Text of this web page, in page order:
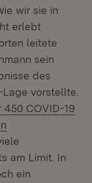
wir sie in
erlebt
leitete
sein
des
vorstellte.
COVID-19
am Limit. In
ein